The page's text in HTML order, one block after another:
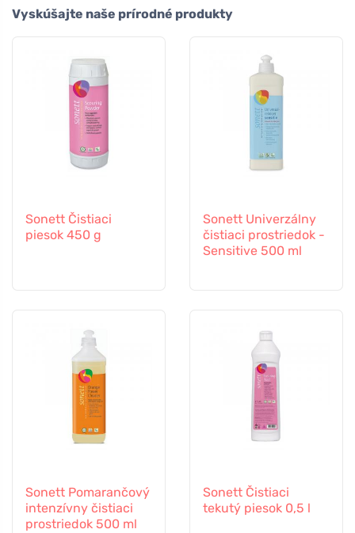
Vyskúšajte naše prírodné produkty
Sonett Čistiaci
piesok 450 g
Sonett Univerzálny
čistiaci prostriedok -
Sensitive 500 ml
Sonett Pomarančový
intenzívny čistiaci
prostriedok 500 ml
Sonett Čistiaci
tekutý piesok 0,5 l